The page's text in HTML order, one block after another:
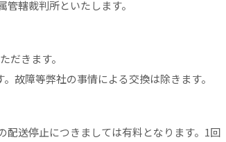
轄裁判所といたします。
だきます。
故障等弊社の事情による交換は除きます。
送停止につきましては有料となります。1回